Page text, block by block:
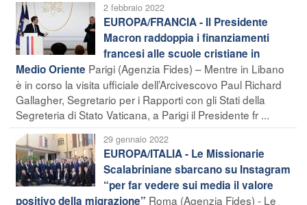
2 febbraio 2022
EUROPA/FRANCIA - Il Presidente
Macron raddoppia i finanziamenti
francesi alle scuole cristiane in
Medio Oriente Parigi (Agenzia Fides) – Mentre in Libano
è in corso la visita ufficiale dell’Arcivescovo Paul Richard
Gallagher, Segretario per i Rapporti con gli Stati della
Segreteria di Stato Vaticana, a Parigi il Presidente fr ...
29 gennaio 2022
EUROPA/ITALIA - Le Missionarie
Scalabriniane sbarcano su Instagram
“per far vedere sui media il valore
positivo della migrazione” Roma (Agenzia Fides) - Le